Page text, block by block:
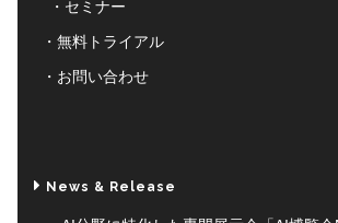
セミナー
無料トライアル
お問い合わせ
News & Release